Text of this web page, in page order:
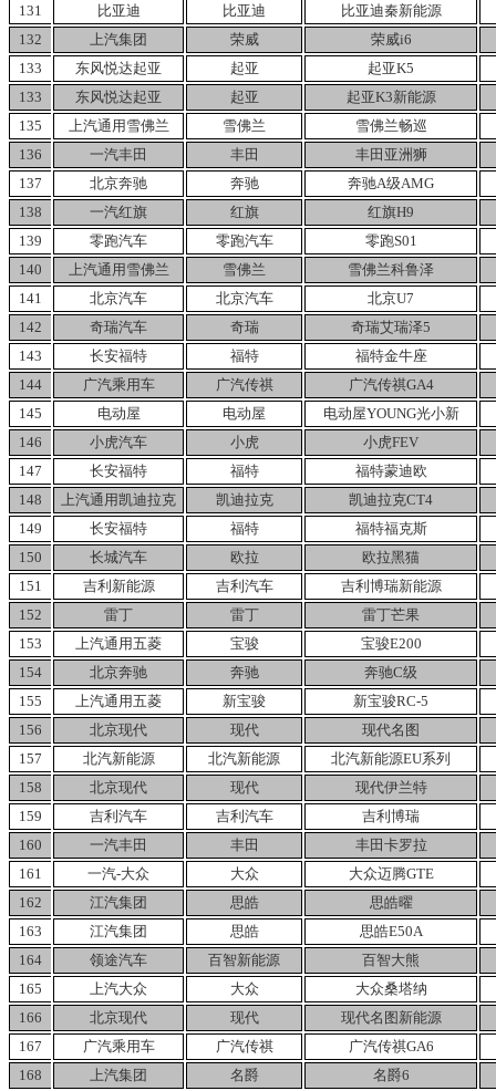
131
比亚迪 比亚迪
比亚迪秦新能源
132
上汽集团 荣威
荣威i6
133
东风悦达起亚 起亚
起亚K5
133
东风悦达起亚 起亚
起亚K3新能源
135
上汽通用雪佛兰 雪佛兰
雪佛兰畅巡
136
一汽丰田 丰田
丰田亚洲狮
137
北京奔驰 奔驰
奔驰A级AMG
138
一汽红旗 红旗
红旗H9
139
零跑汽车 零跑汽车
零跑S01
140
上汽通用雪佛兰 雪佛兰
雪佛兰科鲁泽
141
北京汽车 北京汽车
北京U7
142
奇瑞汽车 奇瑞
奇瑞艾瑞泽5
143
长安福特 福特
福特金牛座
144
广汽乘用车 广汽传祺
广汽传祺GA4
145
电动屋 电动屋
电动屋YOUNG光小新
146
小虎汽车 小虎
小虎FEV
147
长安福特 福特
福特蒙迪欧
148
上汽通用凯迪拉克 凯迪拉克
凯迪拉克CT4
149
长安福特 福特
福特福克斯
150
长城汽车 欧拉
欧拉黑猫
151
吉利新能源 吉利汽车
吉利博瑞新能源
152
雷丁 雷丁
雷丁芒果
153
上汽通用五菱 宝骏
宝骏E200
154
北京奔驰 奔驰
奔驰C级
155
上汽通用五菱 新宝骏
新宝骏RC-5
156
北京现代 现代
现代名图
157
北汽新能源 北汽新能源
北汽新能源EU系列
158
北京现代 现代
现代伊兰特
159
吉利汽车 吉利汽车
吉利博瑞
160
一汽丰田 丰田
丰田卡罗拉
161
一汽-大众 大众
大众迈腾GTE
162
江汽集团 思皓
思皓曜
163
江汽集团 思皓
思皓E50A
164
领途汽车 百智新能源
百智大熊
165
上汽大众 大众
大众桑塔纳
166
北京现代 现代
现代名图新能源
167
广汽乘用车 广汽传祺
广汽传祺GA6
168
上汽集团 名爵
名爵6